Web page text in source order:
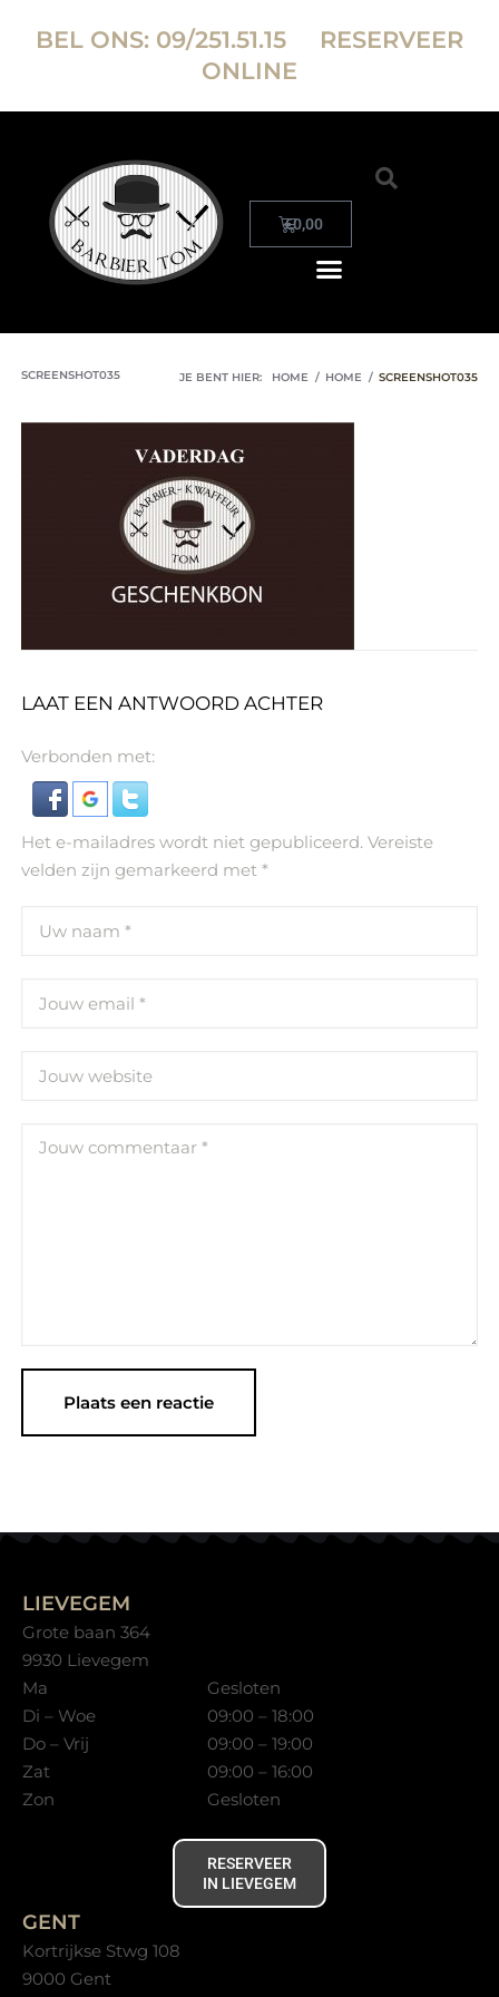
BEL ONS: 09/251.51.15
RESERVEER
ONLINE
€0,00
SCREENSHOT035 JE BENT HIER: HOME / HOME / SCREENSHOT035
LAAT EEN ANTWOORD ACHTER
Verbonden met:
Het e-mailadres wordt niet gepubliceerd. Vereiste
velden zijn gemarkeerd met *
LIEVEGEM
Grote baan 364
9930 Lievegem
Ma
Gesloten
Di – Woe
09:00 – 18:00
Do – Vrij
09:00 – 19:00
Zat
09:00 – 16:00
Zon
Gesloten
RESERVEER
IN LIEVEGEM
GENT
Kortrijkse Stwg 108
9000 Gent